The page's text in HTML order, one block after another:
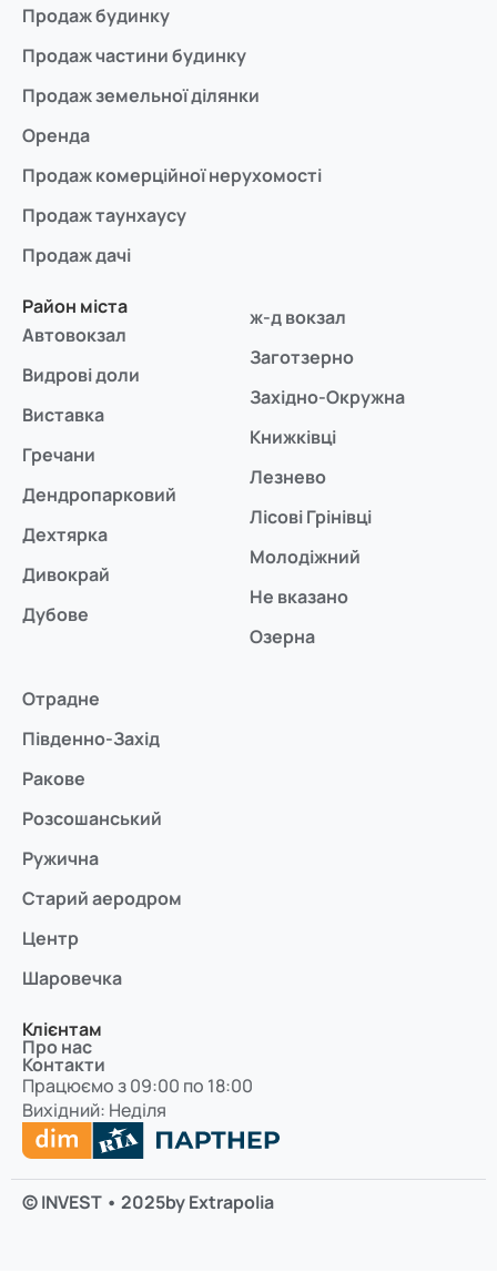
Продаж будинку
Продаж частини будинку
Продаж земельної ділянки
Оренда
Продаж комерційної нерухомості
Продаж таунхаусу
Продаж дачі
Район міста
Автовокзал
Видрові доли
Виставка
Гречани
Дендропарковий
Дехтярка
Дивокрай
Дубове
ж-д вокзал
Заготзерно
Західно-Окружна
Книжківці
Лезнево
Лісові Грінівці
Молодіжний
Не вказано
Озерна
Отрадне
Південно-Захід
Ракове
Розсошанський
Ружична
Старий аеродром
Центр
Шаровечка
Клієнтам
Про нас
Контакти
Працюємо з 09:00 по 18:00
Вихідний: Неділя
© INVEST • 2025by Extrapolia